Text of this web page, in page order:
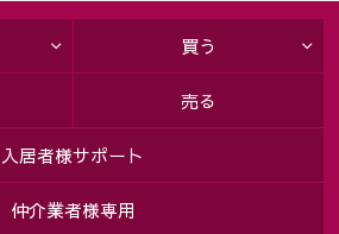
買う
売る
入居者様サポート
仲介業者様専用